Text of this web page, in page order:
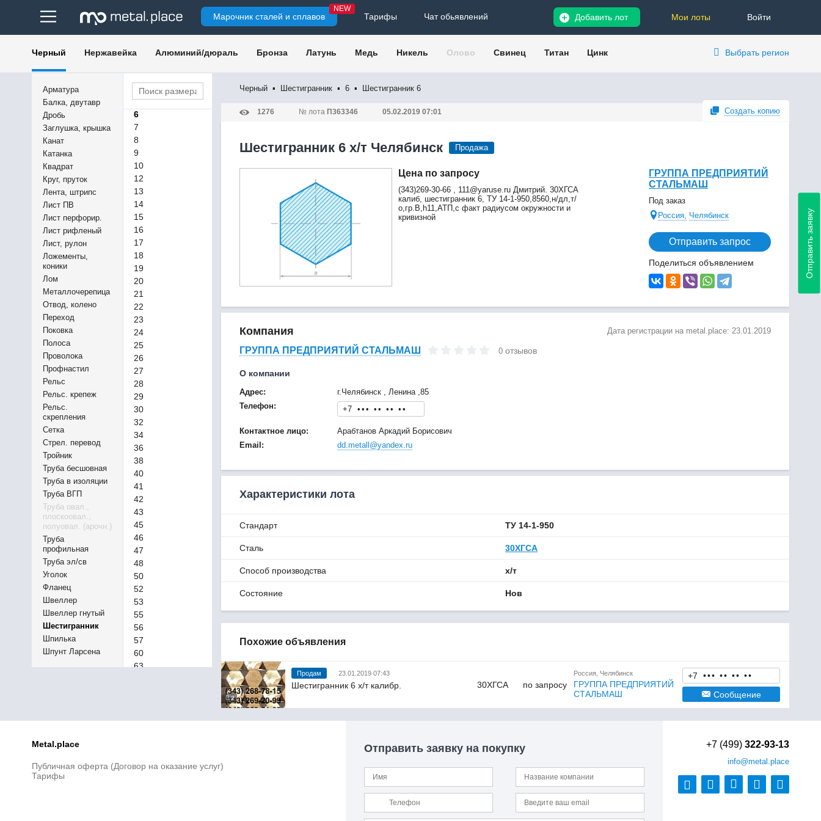
Марочник сталей и сплавов
NEW
Тарифы Чат обьявлений Войти
Мои лоты
Добавить лот
Черный Нержавейка Алюминий/дюраль Бронза Латунь Медь Никель Олово Свинец Титан Цинк Выбрать регион
Арматура
Балка, двутавр
Дробь
Заглушка, крышка
Канат
Катанка
Квадрат
Круг, пруток
Лента, штрипс
Лист ПВ
Лист перфорир.
Лист рифленый
Лист, рулон
Ложементы,
коники
Лом
Металлочерепица
Отвод, колено
Переход
Поковка
Полоса
Проволока
Профнастил
Рельс
Рельс. крепеж
Рельс.
скрепления
Сетка
Стрел. перевод
Тройник
Труба бесшовная
Труба в изоляции
Труба ВГП
Труба овал.,
плоскоовал.,
полуовал. (арочн.)
Труба
профильная
Труба эл/св
Уголок
Фланец
Швеллер
Швеллер гнутый
Шестигранник
Шпилька
Шпунт Ларсена
5,5
6
7
8
9
10
12
13
14
15
16
17
18
19
20
21
22
23
24
25
26
27
28
29
30
32
34
36
38
40
41
42
43
45
46
47
48
50
52
53
55
56
57
60
63
110
Черный ▪ Шестигранник ▪ 6 ▪ Шестигранник 6
1276 № лота П363346 05.02.2019 07:01 Создать копию
Шестигранник 6 х/т Челябинск Продажа
Цена по запросу
(343)269-30-66 , 111@yaruse.ru Дмитрий. 30ХГСА
калиб, шестигранник 6, ТУ 14-1-950,8560,н/дл,т/
о,гр.В,h11,АТП,с факт радиусом окружности и
кривизной
ГРУППА ПРЕДПРИЯТИЙ
СТАЛЬМАШ
Под заказ
Россия, Челябинск
Отправить запрос
Поделиться объявлением
Компания Дата регистрации на metal.place: 23.01.2019
ГРУППА ПРЕДПРИЯТИЙ СТАЛЬМАШ 0 отзывов
О компании
Адрес:
г.Челябинск , Ленина ,85
Телефон:
+7 • • • • • • • • •
Контактное лицо:
Арабтанов Аркадий Борисович
Email:
dd.metall@yandex.ru
Характеристики лота
Стандарт ТУ 14-1-950
Сталь 30ХГСА
Способ производства х/т
Состояние Нов
Похожие объявления
2
Продам 23.01.2019 07:43
Шестигранник 6 х/т калибр. 30ХГСА по запросу
Россия, Челябинск
ГРУППА ПРЕДПРИЯТИЙ
СТАЛЬМАШ
+7 ••• •• •• ••
Сообщение
Metal.place
Публичная оферта (Договор на оказание услуг)
Тарифы
Отправить заявку на покупку
Отправить заявку
+7 (499) 322-93-13
info@metal.place